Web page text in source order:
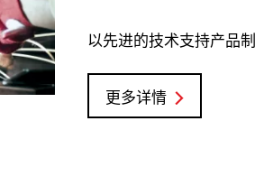
以先进的技术支持产品
更多详情